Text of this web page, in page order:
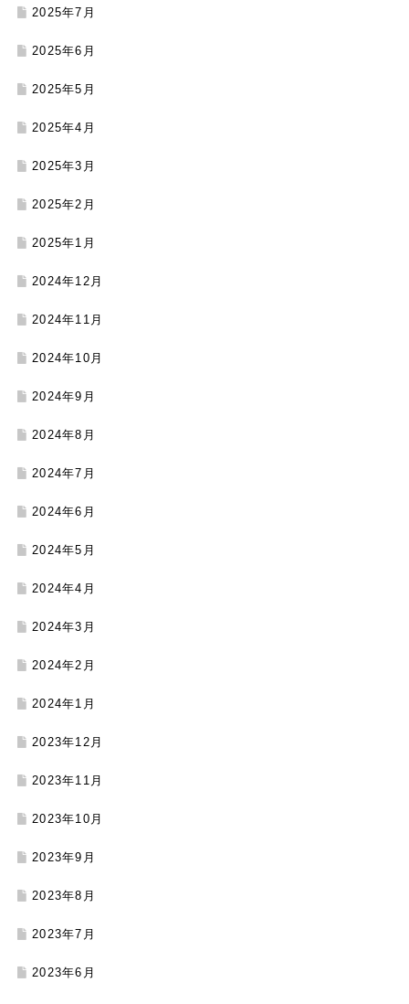
2025年7月
2025年6月
2025年5月
2025年4月
2025年3月
2025年2月
2025年1月
2024年12月
2024年11月
2024年10月
2024年9月
2024年8月
2024年7月
2024年6月
2024年5月
2024年4月
2024年3月
2024年2月
2024年1月
2023年12月
2023年11月
2023年10月
2023年9月
2023年8月
2023年7月
2023年6月